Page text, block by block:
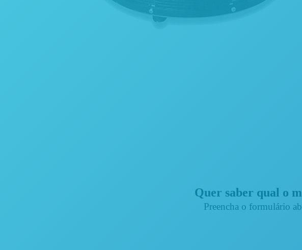
Quer saber qual o
Preencha o formulário